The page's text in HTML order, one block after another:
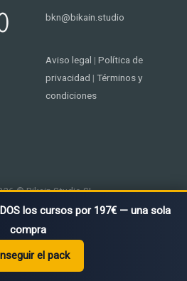
bkn@bikain.studio
Aviso legal | Política de
privacidad | Términos y
condiciones
© Bikain Studio SL
los cursos por 197€ — una sola
compra
el pack